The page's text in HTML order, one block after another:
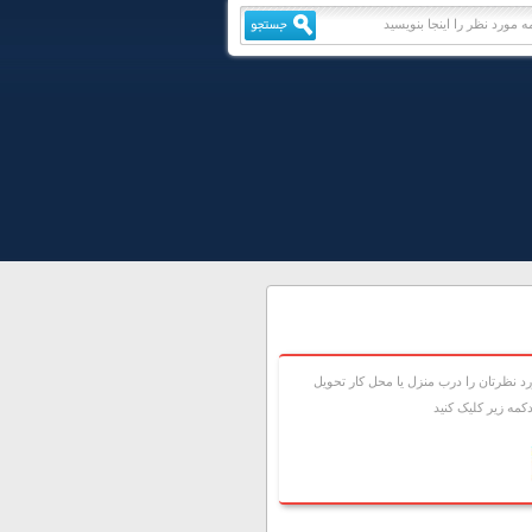
نظرتان را درب منزل يا محل کار تحويل
زير کليک کنيد